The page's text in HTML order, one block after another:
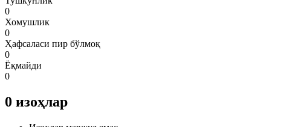
0
Хомушлик
0
Ҳафсаласи пир бўлмоқ
0
Ёқмайди
0
0 изоҳлар